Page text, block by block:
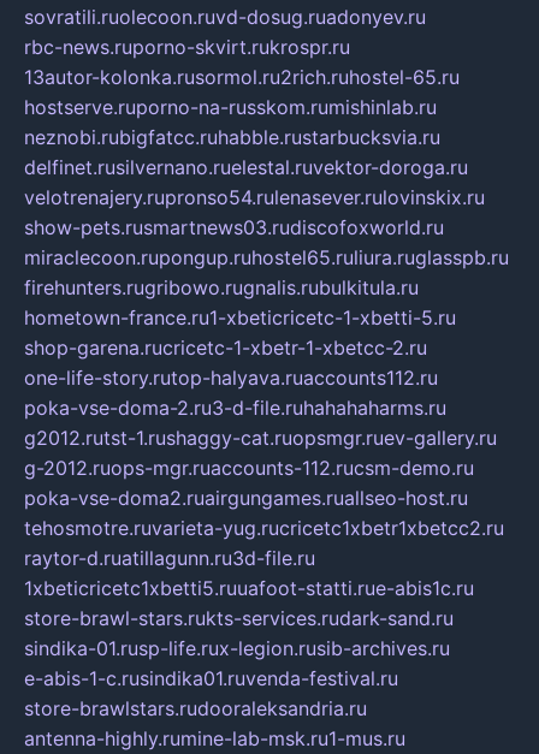
sovratili.ruolecoon.ruvd-dosug.ruadonyev.ru
rbc-news.ruporno-skvirt.rukrospr.ru
13autor-kolonka.rusormol.ru2rich.ruhostel-65.ru
hostserve.ruporno-na-russkom.rumishinlab.ru
neznobi.rubigfatcc.ruhabble.rustarbucksvia.ru
delfinet.rusilvernano.ruelestal.ruvektor-doroga.ru
velotrenajery.rupronso54.rulenasever.rulovinskix.ru
show-pets.rusmartnews03.rudiscofoxworld.ru
miraclecoon.rupongup.ruhostel65.ruliura.ruglasspb.ru
firehunters.rugribowo.rugnalis.rubulkitula.ru
hometown-france.ru1-xbeticricetc-1-xbetti-5.ru
shop-garena.rucricetc-1-xbetr-1-xbetcc-2.ru
one-life-story.rutop-halyava.ruaccounts112.ru
poka-vse-doma-2.ru3-d-file.ruhahahaharms.ru
g2012.rutst-1.rushaggy-cat.ruopsmgr.ruev-gallery.ru
g-2012.ruops-mgr.ruaccounts-112.rucsm-demo.ru
poka-vse-doma2.ruairgungames.ruallseo-host.ru
tehosmotre.ruvarieta-yug.rucricetc1xbetr1xbetcc2.ru
raytor-d.ruatillagunn.ru3d-file.ru
1xbeticricetc1xbetti5.ruuafoot-statti.rue-abis1c.ru
store-brawl-stars.rukts-services.rudark-sand.ru
sindika-01.rusp-life.rux-legion.rusib-archives.ru
e-abis-1-c.rusindika01.ruvenda-festival.ru
store-brawlstars.rudooraleksandria.ru
antenna-highly.rumine-lab-msk.ru1-mus.ru